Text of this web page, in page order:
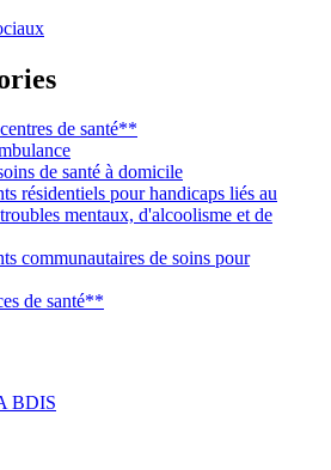
de santé**
de santé à domicile
résidentiels pour handicaps liés au
mentaux, d'alcoolisme et de
communautaires de soins pour
de santé**
BDIS